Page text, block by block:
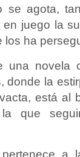
agota,
juego la
ha
novela
la
está al
que
a